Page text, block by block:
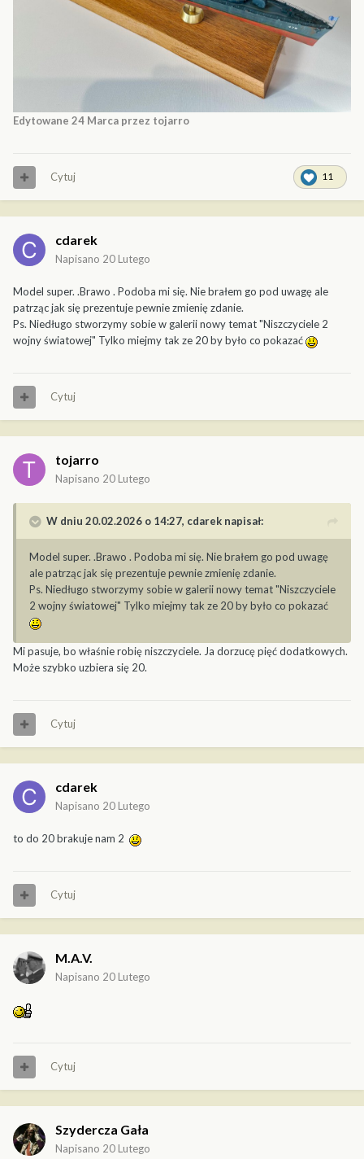
Edytowane 24 Marca przez tojarro
11
Cytuj
cdarek
Napisano 20 Lutego
Model super. .Brawo . Podoba mi się. Nie brałem go pod uwagę ale
patrząc jak się prezentuje pewnie zmienię zdanie.
Ps. Niedługo stworzymy sobie w galerii nowy temat "Niszczyciele 2
wojny światowej" Tylko miejmy tak ze 20 by było co pokazać
Cytuj
tojarro
Napisano 20 Lutego
W dniu 20.02.2026 o 14:27, cdarek napisał:
Model super. .Brawo . Podoba mi się. Nie brałem go pod uwagę
ale patrząc jak się prezentuje pewnie zmienię zdanie.
Ps. Niedługo stworzymy sobie w galerii nowy temat "Niszczyciele
2 wojny światowej" Tylko miejmy tak ze 20 by było co pokazać
Mi pasuje, bo właśnie robię niszczyciele. Ja dorzucę pięć dodatkowych.
Może szybko uzbiera się 20.
Cytuj
cdarek
Napisano 20 Lutego
to do 20 brakuje nam 2
Cytuj
M.A.V.
Napisano 20 Lutego
Cytuj
Szydercza Gała
Napisano 20 Lutego